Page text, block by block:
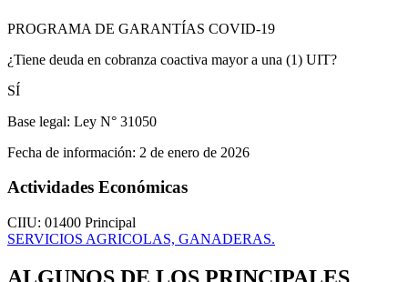
PROGRAMA DE GARANTÍAS COVID-19
¿Tiene deuda en cobranza coactiva mayor a una (1) UIT?
SÍ
Base legal: Ley N° 31050
Fecha de información: 2 de enero de 2026
Actividades Económicas
CIIU: 01400 Principal
SERVICIOS AGRICOLAS, GANADERAS.